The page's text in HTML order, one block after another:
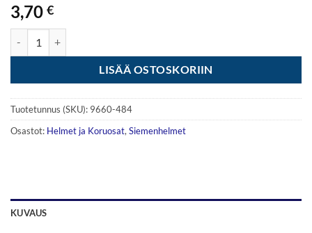
3,70 €
LISÄÄ OSTOSKORIIN
Tuotetunnus (SKU): 9660-484
Osastot: Helmet ja Koruosat, Siemenhelmet
KUVAUS